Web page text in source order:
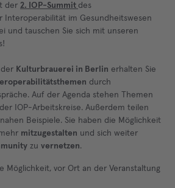
der 2. IOP-Summit des
Interoperabilität im Gesundheitswesen
und tauschen Sie sich mit unseren
Kulturbrauerei in Berlin erhalten Sie
durch
Auf der Agenda stehen Themen
IOP-Arbeitskreise. Außerdem teilen
Beispiele. Sie haben die Möglichkeit
mitzugestalten und sich weiter
zu vernetzen.
Möglichkeit, vor Ort an der Veranstaltung